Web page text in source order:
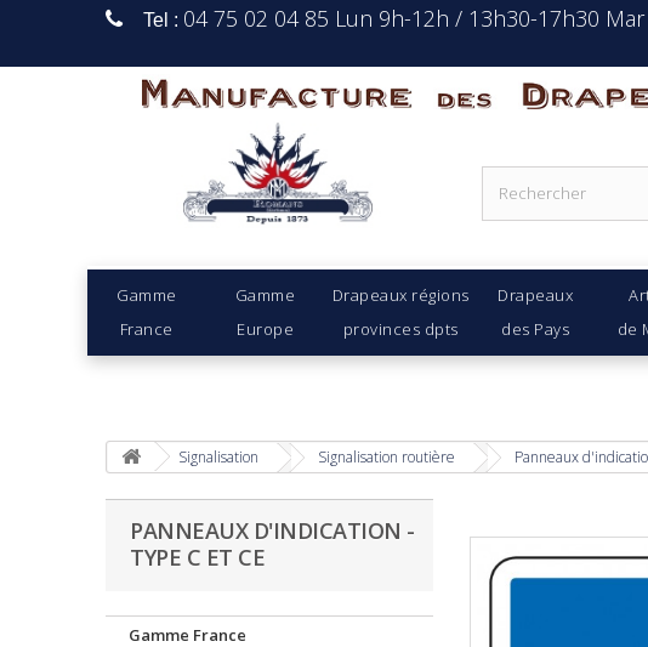
Tel : 04 75 02 04 85 Lun 9h-12h / 13h30-17h30
Manufacture Des
Gamme
France
Gamme
Europe
Drapeaux régions
provinces dpts
Drapeaux
des Pays
de
Signalisation Signalisation routière Panneaux
PANNEAUX D'INDICATION -
TYPE C ET CE
Gamme France